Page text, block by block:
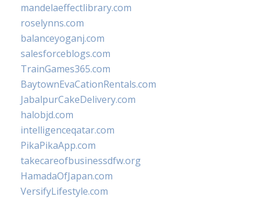
mandelaeffectlibrary.com
roselynns.com
balanceyoganj.com
salesforceblogs.com
TrainGames365.com
BaytownEvaCationRentals.com
JabalpurCakeDelivery.com
halobjd.com
intelligenceqatar.com
PikaPikaApp.com
takecareofbusinessdfw.org
HamadaOfJapan.com
VersifyLifestyle.com